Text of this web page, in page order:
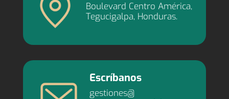
Boulevard Centro América,
Tegucigalpa, Honduras.
Escríbanos
gestiones@